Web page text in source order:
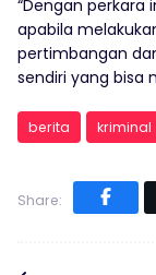
“Dengan
apabila
pertimbangan
sendiri yang bisa
berita kriminal
Share: